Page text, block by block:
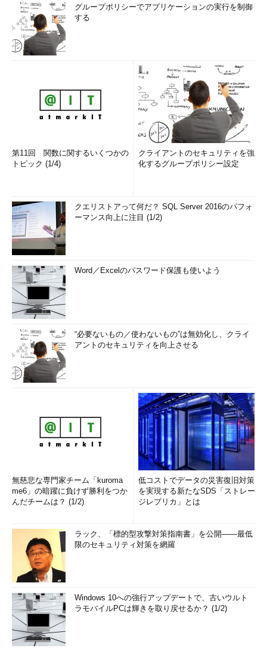
グループポリシーでアプリケーションの実行を制御
する
第11回 関数に関するいくつかの
トピック (1/4)
クライアントのセキュリティを強
化するグループポリシー設定
クエリストアって何だ？ SQL Server 2016のパフォ
ーマンス向上に注目 (1/2)
Word／Excelのパスワード保護も使いよう
“必要ないもの／使わないもの”は無効化し、クライ
アントのセキュリティを向上させる
無慈悲な専門家チーム「kuroma
me6」の暗躍に負けず勝利をつか
んだチームは？ (1/2)
低コストでデータの災害復旧対策
を実現する新たなSDS「ストレー
ジレプリカ」とは
ラック、「標的型攻撃対策指南書」を公開――最低
限のセキュリティ対策を網羅
Windows 10への強行アップデートで、古いウルト
ラモバイルPCは輝きを取り戻せるか？ (1/2)